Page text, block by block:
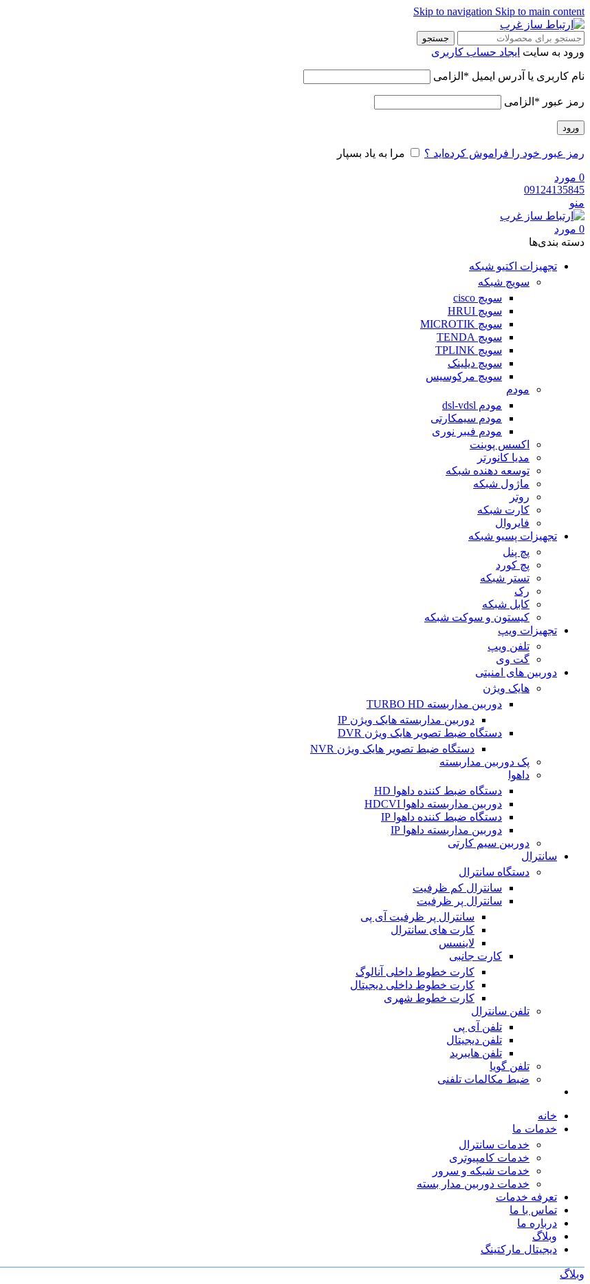
Skip to navigation Skip to main content
جستجو
ورود به سایت ایجاد حساب کاربری
نام کاربری یا آدرس ایمیل * الزامی
رمز عبور * الزامی
ورود
رمز عبور خود را فراموش کرده‌اید ؟ مرا به یاد بسپار
0 مورد
09124135845
منو
0 مورد
دسته‌ بندی‌ها
تجهیزات اکتیو شبکه
سویچ شبکه
سویچ cisco
سویچ HRUI
سویچ MICROTIK
سویچ TENDA
سویچ TPLINK
سویچ دیلینک
سویچ مرکوسیس
مودم
مودم dsl-vdsl
مودم سیمکارتی
مودم فیبر نوری
اکسس پوینت
مدیا کانورتر
توسعه دهنده شبکه
ماژول شبکه
روتر
کارت شبکه
فایروال
تجهیزات پسیو شبکه
پچ پنل
پچ کورد
تستر شبکه
رک
کابل شبکه
کیستون و سوکت شبکه
تجهیزات ویپ
تلفن ویپ
گت وی
دوربین های امنیتی
هایک ویژن
دوربین مداربسته TURBO HD
دوربین مداربسته هایک ویژن IP
دستگاه ضبط تصویر هایک ویژن DVR
دستگاه ضبط تصویر هایک ویژن NVR
پک دوربین مداربسته
داهوا
دستگاه ضبط کننده داهوا HD
دوربین مداربسته داهوا HDCVI
دستگاه ضبط کننده داهوا IP
دوربین مداربسته داهوا IP
دوربین سیم کارتی
سانترال
دستگاه سانترال
سانترال کم ظرفیت
سانترال پر ظرفیت
سانترال پر ظرفیت آی پی
کارت های سانترال
لاینسس
کارت جانبی
کارت خطوط داخلی آنالوگ
کارت خطوط داخلی دیجیتال
کارت خطوط شهری
تلفن سانترال
تلفن آی پی
تلفن دیجیتال
تلفن هایبرید
تلفن گویا
ضبط مکالمات تلفنی
خانه
خدمات ما
خدمات سانترال
خدمات کامپیوتری
خدمات شبکه و سرور
خدمات دوربین مدار بسته
تعرفه خدمات
تماس با ما
درباره ما
وبلاگ
دیجیتال مارکتینگ
وبلاگ